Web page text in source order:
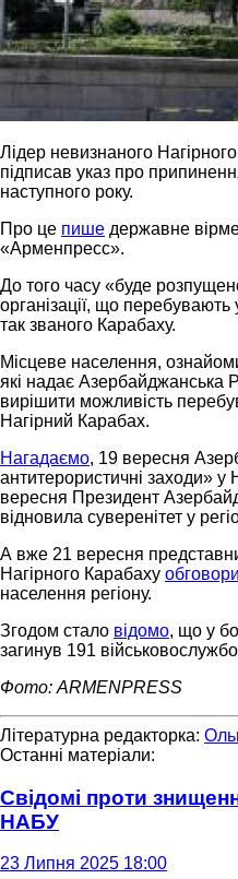
Лідер невизнаного
підписав указ про
наступного року.
Про це пише державне
«Арменпресс».
До того часу «буде
організації, що
так званого Карабаху.
Місцеве населення,
які надає Азербайджанська
вирішити можливість
Нагірний Карабах.
Нагадаємо, 19 вересня
антитерористичні заходи» у
вересня Президент
відновила суверенітет у
А вже 21 вересня
Нагірного Карабаху
населення регіону.
Згодом стало відомо, що у
загинув 191
Фото: ARMENPRESS
Літературна редакторка:
Останні матеріали:
Свідомі проти
НАБУ
23 Липня 2025 18:00